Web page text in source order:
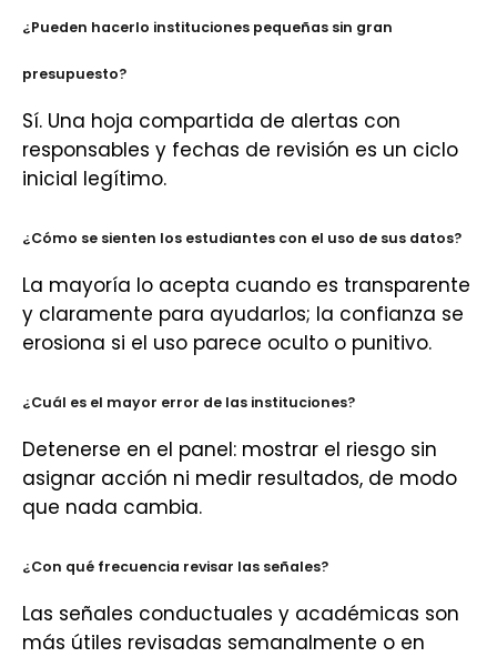
¿Pueden hacerlo instituciones pequeñas sin gran
presupuesto?
Sí. Una hoja compartida de alertas con
responsables y fechas de revisión es un ciclo
inicial legítimo.
¿Cómo se sienten los estudiantes con el uso de sus datos?
La mayoría lo acepta cuando es transparente
y claramente para ayudarlos; la confianza se
erosiona si el uso parece oculto o punitivo.
¿Cuál es el mayor error de las instituciones?
Detenerse en el panel: mostrar el riesgo sin
asignar acción ni medir resultados, de modo
que nada cambia.
¿Con qué frecuencia revisar las señales?
Las señales conductuales y académicas son
más útiles revisadas semanalmente o en